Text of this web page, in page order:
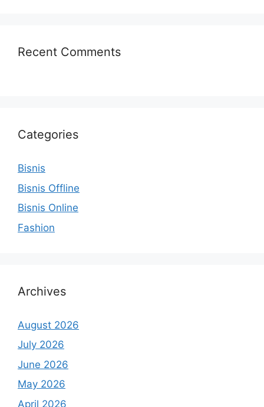
Recent Comments
Categories
Bisnis
Bisnis Offline
Bisnis Online
Fashion
Archives
August 2026
July 2026
June 2026
May 2026
April 2026